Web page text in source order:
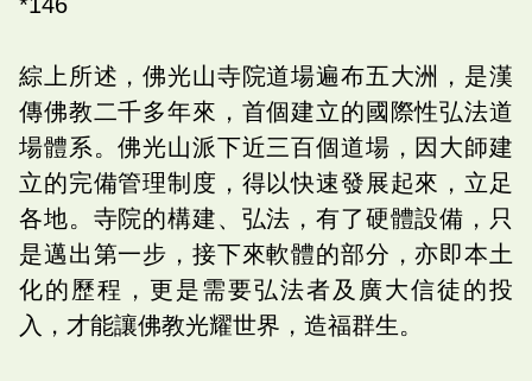
綜上所述，佛光山寺院道場遍布五大洲，是漢
傳佛教二千多年來，首個建立的國際性弘法道
場體系。佛光山派下近三百個道場，因大師建
立的完備管理制度，得以快速發展起來，立足
各地。寺院的構建、弘法，有了硬體設備，只
是邁出第一步，接下來軟體的部分，亦即本土
化的歷程，更是需要弘法者及廣大信徒的投
入，才能讓佛教光耀世界，造福群生。